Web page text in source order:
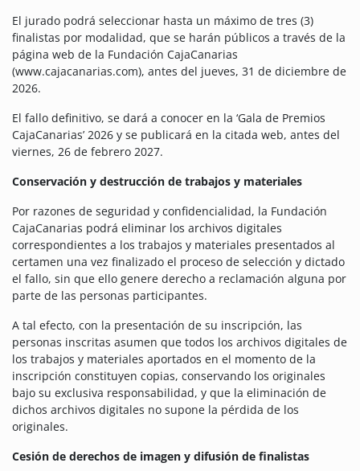
El jurado podrá seleccionar hasta un máximo de tres (3)
finalistas por modalidad, que se harán públicos a través de la
página web de la Fundación CajaCanarias
(www.cajacanarias.com), antes del jueves, 31 de diciembre de
2026.
El fallo definitivo, se dará a conocer en la ‘Gala de Premios
CajaCanarias’ 2026 y se publicará en la citada web, antes del
viernes, 26 de febrero 2027.
Conservación y destrucción de trabajos y materiales
Por razones de seguridad y confidencialidad, la Fundación
CajaCanarias podrá eliminar los archivos digitales
correspondientes a los trabajos y materiales presentados al
certamen una vez finalizado el proceso de selección y dictado
el fallo, sin que ello genere derecho a reclamación alguna por
parte de las personas participantes.
A tal efecto, con la presentación de su inscripción, las
personas inscritas asumen que todos los archivos digitales de
los trabajos y materiales aportados en el momento de la
inscripción constituyen copias, conservando los originales
bajo su exclusiva responsabilidad, y que la eliminación de
dichos archivos digitales no supone la pérdida de los
originales.
Cesión de derechos de imagen y difusión de finalistas